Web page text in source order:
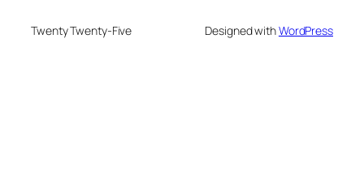
Twenty Twenty-Five Designed withWordPress